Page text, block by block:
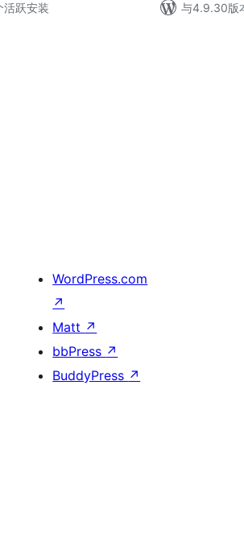
活跃安装
与4.9.30版
WordPress.com
↗
Matt ↗
bbPress ↗
BuddyPress ↗